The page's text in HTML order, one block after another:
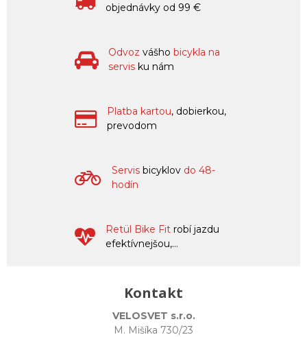
objednávky od 99 €
Odvoz vášho bicykla na
servis ku nám
Platba kartou, dobierkou,
prevodom
Servis bicyklov do 48-
hodín
Retül Bike Fit robí jazdu
efektívnejšou,...
Kontakt
VELOSVET s.r.o.
M. Mišíka 730/23